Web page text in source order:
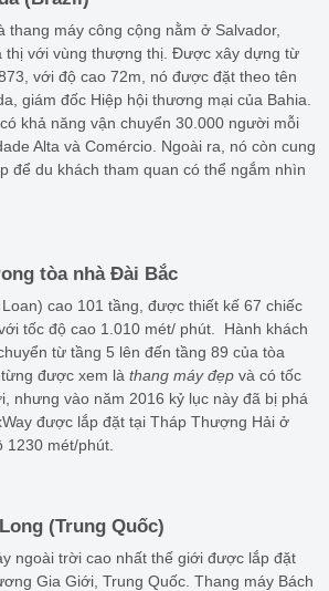
thang máy công cộng nằm ở Salvador,
thị với vùng thượng thị. Được xây dựng từ
với độ cao 72m, nó được đặt theo tên
giám đốc Hiệp hội thương mại của Bahia.
khả năng vận chuyển 30.000 người mỗi
Alta và Comércio. Ngoài ra, nó còn cung
để du khách tham quan có thể ngắm nhìn
tòa nhà Đài Bắc
cao 101 tầng, được thiết kế 67 chiếc
tốc độ cao 1.010 mét/ phút. Hành khách
từ tầng 5 lên đến tầng 89 của tòa
được xem là thang máy đẹp và có tốc
nhưng vào năm 2016 kỷ lục này đã bị phá
được lắp đặt tại Tháp Thượng Hải ở
1230 mét/phút.
(Trung Quốc)
ngoài trời cao nhất thế giới được lắp đặt
Gia Giới, Trung Quốc. Thang máy Bách